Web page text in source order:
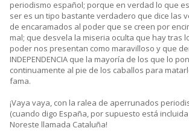
periodismo español; porque en verdad lo que
ser es un tipo bastante verdadero que dice las
de encaramados al poder que se creen por
mal; que desvela la miseria oculta que hay tras
poder nos presentan como maravilloso y que
INDEPENDENCIA que la mayoría de los que lo
continuamente al pie de los caballos para
fama.
¡Vaya vaya, con la ralea de aperrunados
(cuando digo España, por supuesto está
Noreste llamada Cataluña!